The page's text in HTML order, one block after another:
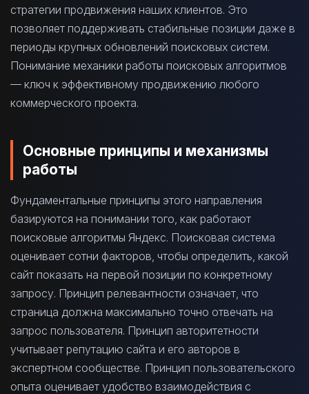
стратегии продвижения наших клиентов. Это
позволяет поддерживать стабильные позиции даже в
периоды крупных обновлений поисковых систем.
Понимание механики работы поисковых алгоритмов
— ключ к эффективному продвижению любого
коммерческого проекта.
Основные принципы и механизмы
работы
Фундаментальные принципы этого направления
базируются на понимании того, как работают
поисковые алгоритмы Яндекс. Поисковая система
оценивает сотни факторов, чтобы определить, какой
сайт показать на первой позиции по конкретному
запросу. Принцип релевантности означает, что
страница должна максимально точно отвечать на
запрос пользователя. Принцип авторитетности
учитывает репутацию сайта и его авторов в
экспертном сообществе. Принцип пользовательского
опыта оценивает удобство взаимодействия с